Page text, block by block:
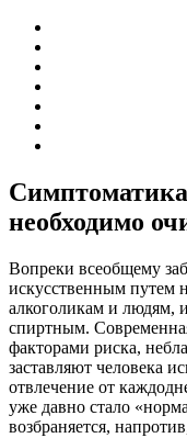
необходимо
Вопреки всеобщему
искусственным путем
алкоголикам и людям,
спиртным.
факторами риска,
заставляют человека
отвлечение от
уже давно стало
возбраняется,